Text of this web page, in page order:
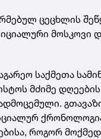
ცეცხლის
მოსკოვი
საქმეთა
მძიმე დღეების
როგორ